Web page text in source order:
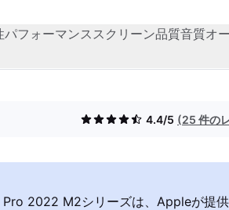
パフォーマンススクリーン品質音質オ
4.4/5 (25 件の
2022 M2シリーズは、Appleが提